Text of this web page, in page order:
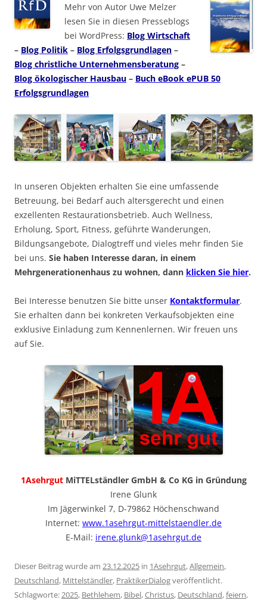
Mehr von Autor Uwe Melzer
lesen Sie in diesen Presseblogs
bei WordPress: Blog Wirtschaft
– Blog Politik – Blog Erfolgsgrundlagen –
Blog christliche Unternehmensberatung –
Blog ökologischer Hausbau – Buch eBook ePUB 50
Erfolgsgrundlagen
In unseren Objekten erhalten Sie eine umfassende
Betreuung, bei Bedarf auch altersgerecht und einen
exzellenten Restaurationsbetrieb. Auch Wellness,
Erholung, Sport, Fitness, geführte Wanderungen,
Bildungsangebote, Dialogtreff und vieles mehr finden Sie
bei uns. Sie haben Interesse daran, in einem
Mehrgenerationenhaus zu wohnen, dann klicken Sie hier.
Bei Interesse benutzen Sie bitte unser Kontaktformular.
Sie erhalten dann bei konkreten Verkaufsobjekten eine
exklusive Einladung zum Kennenlernen. Wir freuen uns
auf Sie.
1AsehrgutMiTTELständler GmbH & Co KG in Gründung
Irene Glunk
Im Jägerwinkel 7, D-79862 Höchenschwand
Internet: www.1asehrgut-mittelstaendler.de
E-Mail: irene.glunk@1asehrgut.de
Dieser Beitrag wurde am 23.12.2025 in 1Asehrgut,Allgemein,
Deutschland, Mittelständler, PraktikerDialogveröffentlicht.
Schlagworte:2025, Bethlehem, Bibel,Christus, Deutschland,feiern,